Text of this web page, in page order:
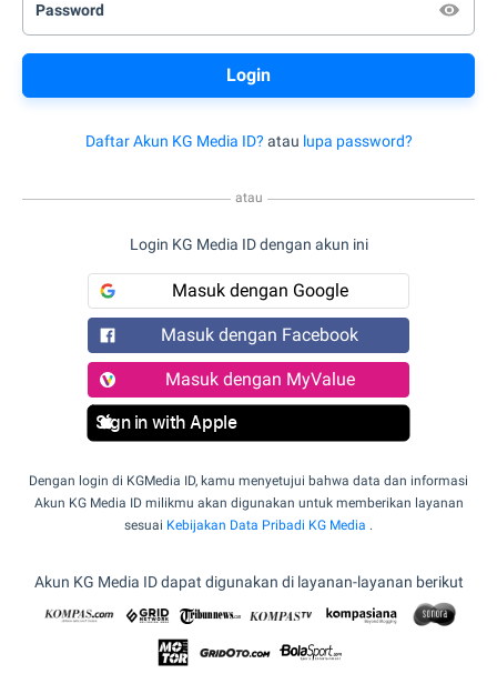
Password
Daftar Akun KG Media ID? atau lupa password?
atau
Login KG Media ID dengan akun ini
Masuk dengan Google
Masuk dengan Facebook
Masuk dengan MyValue
Sign in with Apple
Dengan login di KGMedia ID, kamu menyetujui bahwa data dan informasi
Akun KG Media ID milikmu akan digunakan untuk memberikan layanan
sesuai Kebijakan Data Pribadi KG Media .
Akun KG Media ID dapat digunakan di layanan-layanan berikut